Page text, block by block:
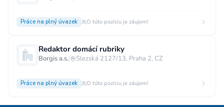
Práce na plný úvazek O túto pozíciu je záujem!
Redaktor domácí rubriky
Borgis a.s.| Slezská 2127/13, Praha 2, CZ
Práce na plný úvazek O túto pozíciu je záujem!